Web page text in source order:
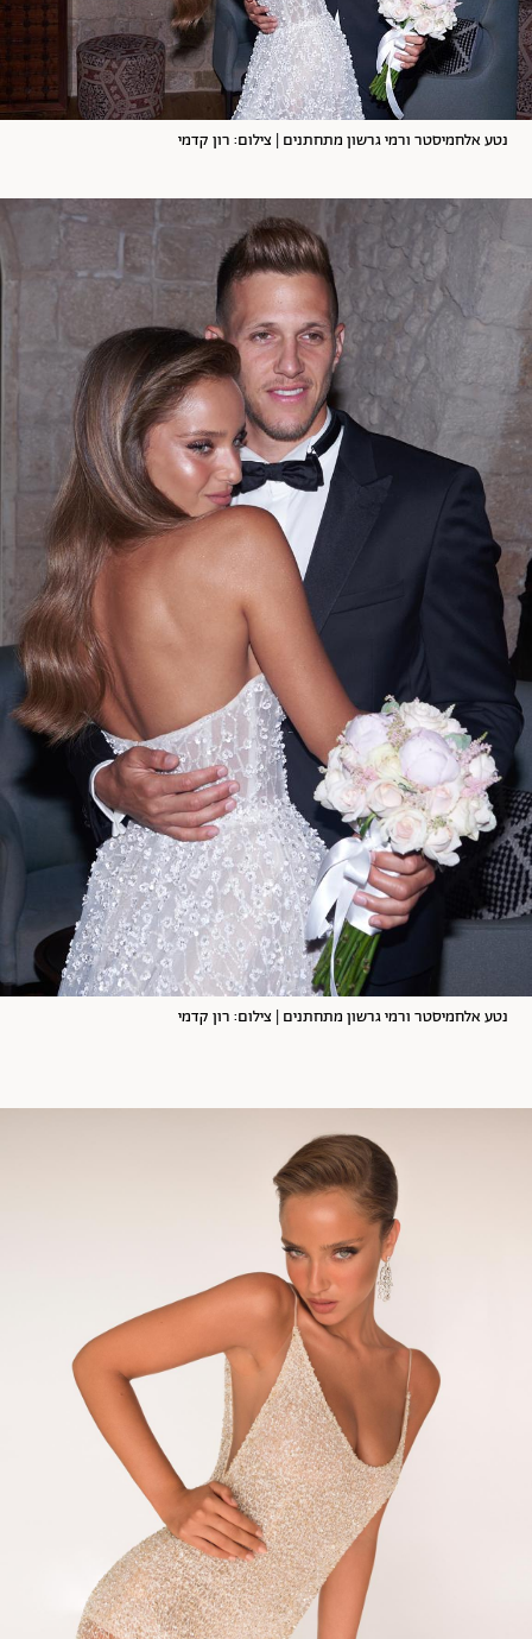
נטע אלחמיסטר ורמי גרשון מתחתנים | צילום: רון קדמי
נטע אלחמיסטר ורמי גרשון מתחתנים | צילום: רון קדמי